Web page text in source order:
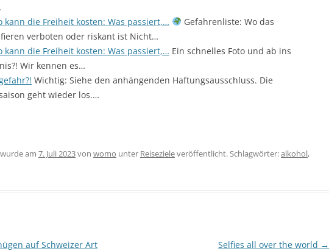
kann die Freiheit kosten: Was passiert,…
Gefahrenliste: Wo das
verboten oder riskant ist Nicht…
kann die Freiheit kosten: Was passiert,… Ein schnelles Foto und ab ins
Wir kennen es…
Wichtig: Siehe den anhängenden Haftungsausschluss. Die
geht wieder los.…
am 7. Juli 2023von womo unter Reisezieleveröffentlicht. Schlagwörter:alkohol,
auf Schweizer Art Selfies all over the world →